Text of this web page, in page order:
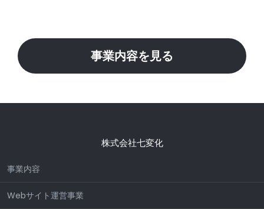
事業内容を見る
株式会社七変化
事業内容
Webサイト運営事業